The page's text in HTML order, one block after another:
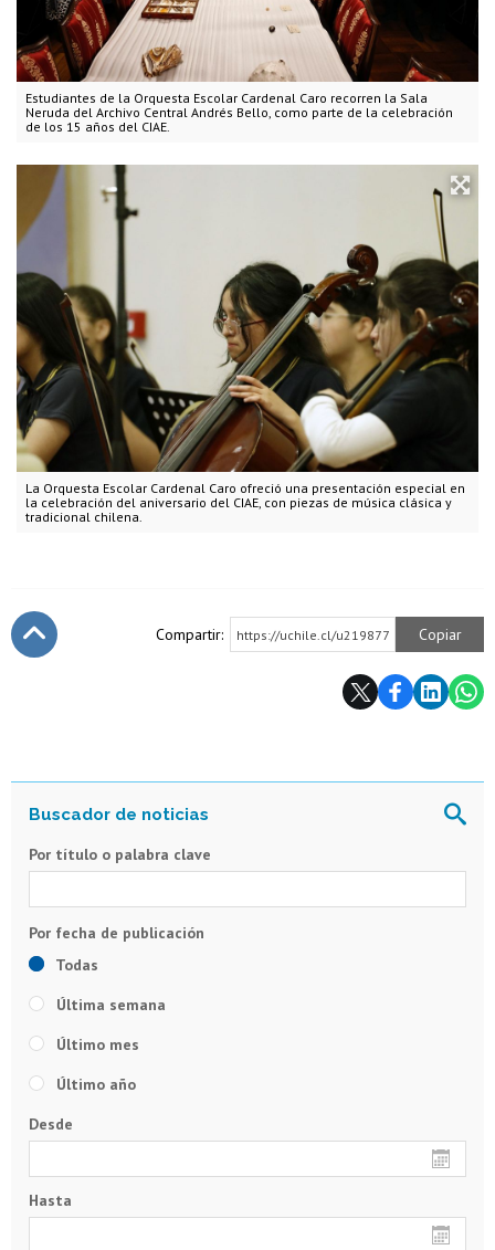
Estudiantes de la Orquesta Escolar Cardenal Caro recorren la Sala
Neruda del Archivo Central Andrés Bello, como parte de la celebración
de los 15 años del CIAE.
La Orquesta Escolar Cardenal Caro ofreció una presentación especial en
la celebración del aniversario del CIAE, con piezas de música clásica y
tradicional chilena.
Compartir: https://uchile.cl/u219877 Copiar
Por título o palabra clave
Todas
Última semana
Último mes
Último año
Desde
Hasta